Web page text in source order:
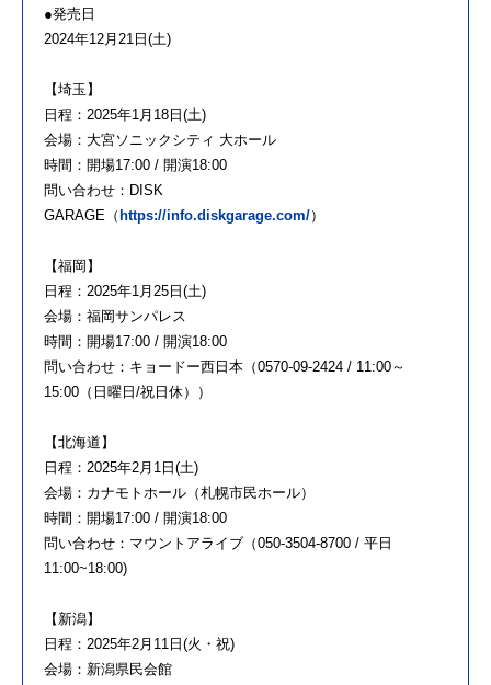
●発売日
2024年12月21日(土)
【埼玉】
日程：2025年1月18日(土)
会場：大宮ソニックシティ 大ホール
時間：開場17:00 / 開演18:00
問い合わせ：DISK
GARAGE（ https://info.diskgarage.com/）
【福岡】
日程：2025年1月25日(土)
会場：福岡サンパレス
時間：開場17:00 / 開演18:00
問い合わせ：キョードー西日本（0570-09-2424 / 11:00～
15:00（日曜日/祝日休））
【北海道】
日程：2025年2月1日(土)
会場：カナモトホール（札幌市民ホール）
時間：開場17:00 / 開演18:00
問い合わせ：マウントアライブ（050-3504-8700 / 平日
11:00~18:00)
【新潟】
日程：2025年2月11日(火・祝)
会場：新潟県民会館